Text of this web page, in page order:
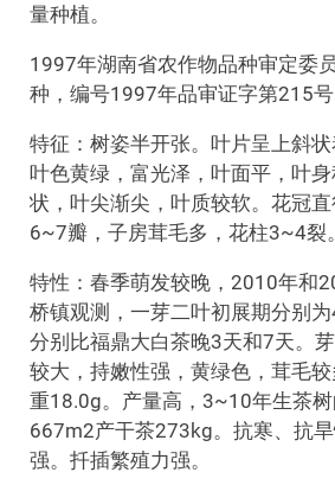
量种植。
1997年湖南省农作物品种审定委
种，编号1997年品审证字第215号
特征：树姿半开张。叶片呈上斜状
叶色黄绿，富光泽，叶面平，叶
状，叶尖渐尖，叶质较软。花冠
6~7瓣，子房茸毛多，花柱3~4裂。
特性：春季萌发较晚，2010年和
桥镇观测，一芽二叶初展期分别
分别比福鼎大白茶晚3天和7天。
较大，持嫩性强，黄绿色，茸毛
重18.0g。产量高，3~10年生茶
667m2产干茶273kg。抗寒、抗
强。扦插繁殖力强。